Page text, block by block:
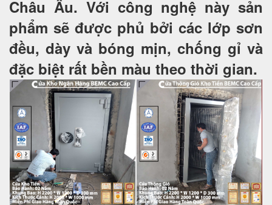
Châu Âu. Với công nghệ này sản
phẩm sẽ được phủ bởi các lớp sơn
đều, dày và bóng mịn, chống gỉ và
đặc biệt rất bền màu theo thời gian.